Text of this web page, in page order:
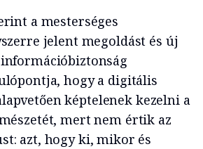
a mesterséges
jelent megoldást és új
hogy a digitális
képtelenek kezelni a
mert nem értik az
azt, hogy ki, mikor és